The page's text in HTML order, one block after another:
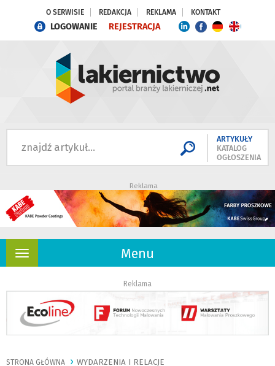
O SERWISIE REDAKCJA REKLAMA KONTAKT
LOGOWANIE REJESTRACJA
ARTYKUŁY
KATALOG
OGŁOSZENIA
Reklama
Menu
Rozwiń
Reklama
STRONA GŁÓWNA WYDARZENIA I RELACJE